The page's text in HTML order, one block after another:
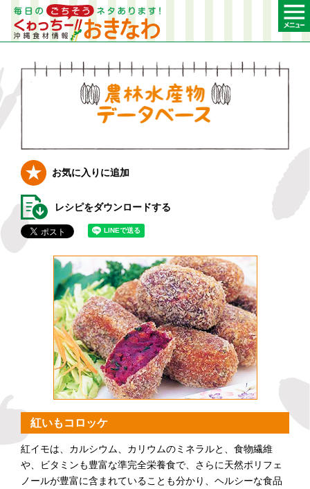
農林水産物デー
お気に入りに追加
レシピをダウンロードする
紅いもコロッケ
紅イモは、カルシウム、カリウムのミネラルと、食物繊維
や、ビタミンも豊富な準完全栄養食で、さらに天然ポリフェ
ノールが豊富に含まれていることも分かり、ヘルシーな食品